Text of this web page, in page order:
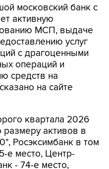
московский банк с
активную
МСП, выдаче
услуг
с драгоценными
операций и
средств на
на сайте
квартала 2026
размеру активов в
Росэксимбанк в том
е место, Центр-
- 74-е место,